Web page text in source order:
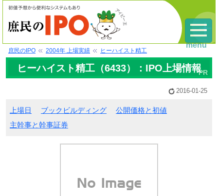
庶民のIPO 2004年 上場実績 ヒーハイスト精工
ヒーハイスト精工（6433）：IPO上場情報
2016-01-25
上場日 ブックビルディング
公開価格と初値
主幹事と幹事証券
menu